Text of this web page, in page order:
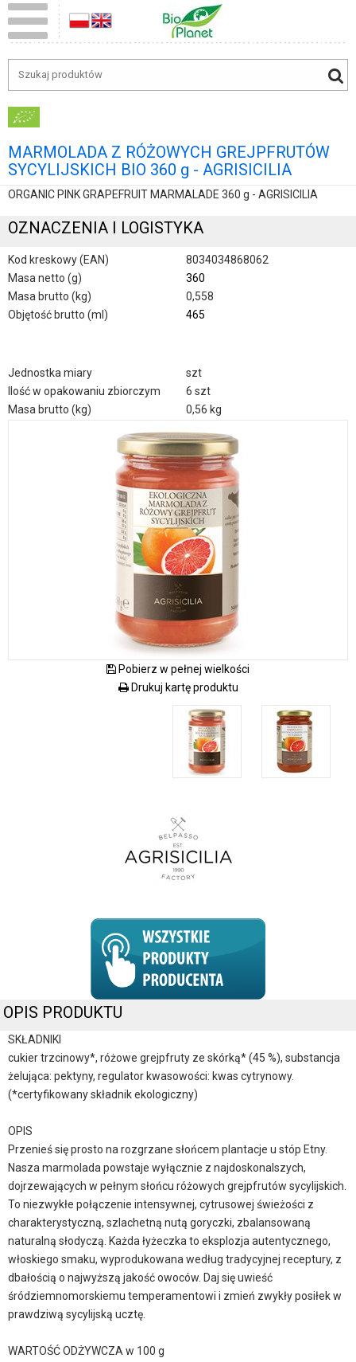
MARMOLADA Z RÓŻOWYCH GREJPFRUTÓW
SYCYLIJSKICH BIO 360 g - AGRISICILIA
ORGANIC PINK GRAPEFRUIT MARMALADE 360 g - AGRISICILIA
OZNACZENIA I LOGISTYKA
Kod kreskowy (EAN)
8034034868062
Masa netto (g)
360
Masa brutto (kg)
0,558
Objętość brutto (ml)
465
Jednostka miary
szt
Ilość w opakowaniu zbiorczym
6 szt
Masa brutto (kg)
0,56 kg
Pobierz w pełnej wielkości
Drukuj kartę produktu
OPIS PRODUKTU
SKŁADNIKI
cukier trzcinowy*, różowe grejpfruty ze skórką* (45 %), substancja
żelująca: pektyny, regulator kwasowości: kwas cytrynowy.
(*certyfikowany składnik ekologiczny)
OPIS
Przenieś się prosto na rozgrzane słońcem plantacje u stóp Etny.
Nasza marmolada powstaje wyłącznie z najdoskonalszych,
dojrzewających w pełnym słońcu różowych grejpfrutów sycylijskich.
To niezwykłe połączenie intensywnej, cytrusowej świeżości z
charakterystyczną, szlachetną nutą goryczki, zbalansowaną
naturalną słodyczą. Każda łyżeczka to eksplozja autentycznego,
włoskiego smaku, wyprodukowana według tradycyjnej receptury, z
dbałością o najwyższą jakość owoców. Daj się uwieść
śródziemnomorskiemu temperamentowi i zmień zwykły posiłek w
prawdziwą sycylijską ucztę.
WARTOŚĆ ODŻYWCZA w 100 g